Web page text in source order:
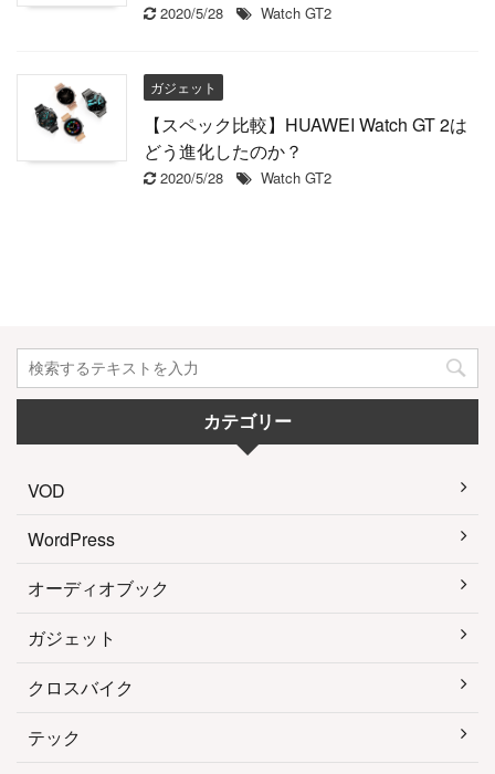
2020/5/28 Watch GT2
ガジェット
【スペック比較】HUAWEI Watch GT 2は
どう進化したのか？
2020/5/28 Watch GT2
カテゴリー
VOD
WordPress
オーディオブック
ガジェット
クロスバイク
テック